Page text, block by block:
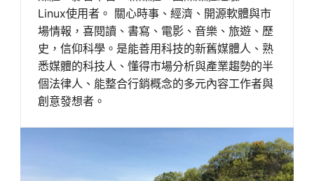
Linux使用者。 關心時事、經濟、開源軟體與市
場情報，喜閱讀、書寫、電影、音樂、旅遊、歷
史，信仰科學。是能善用科技的新舊媒體人、熟
悉媒體的科技人、懂得市場分析與產業趨勢的半
個法律人、能整合行銷概念的多元內容工作者與
創意發想者。